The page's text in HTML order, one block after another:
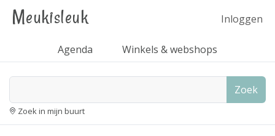
Meukisleuk Inloggen
Agenda Winkels & webshops
Zoek
Zoek in mijn buurt